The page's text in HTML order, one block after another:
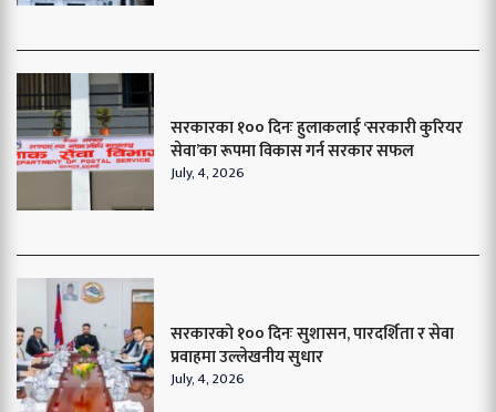
सरकारका १०० दिनः हुलाकलाई ‘सरकारी कुरियर
सेवा’का रूपमा विकास गर्न सरकार सफल
July, 4, 2026
सरकारको १०० दिनः सुशासन, पारदर्शिता र सेवा
प्रवाहमा उल्लेखनीय सुधार
July, 4, 2026